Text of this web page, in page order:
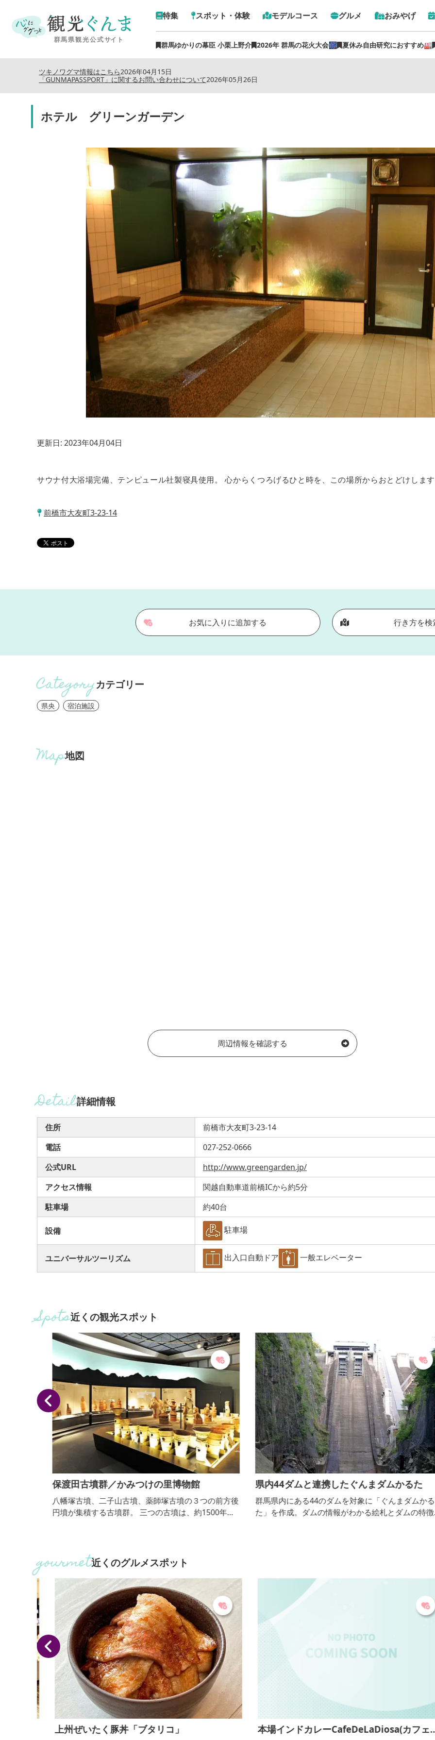
特集 スポット・体験 モデルコース グルメ おみやげ
群馬ゆかりの幕臣 小栗上野介 2026年 群馬の花火大会🎆 夏休み自由研究におすすめ🏭
2026年04月15日
ツキノワグマ情報はこちら
2026年05月26日
「GUNMAPASSPORT」に関するお問い合わせについて
ホテル グリーンガーデン
更新日: 2023年04月04日
サウナ付大浴場完備、テンピュール社製寝具使用。 心からくつろげるひと時を、この場所からおとどけします
前橋市大友町3-23-14
お気に入りに追加する 行き方を検
カテゴリー
県央 宿泊施設
地図
周辺情報を確認する
詳細情報
住所
前橋市大友町3-23-14
電話
027-252-0666
公式URL
http://www.greengarden.jp/
アクセス情報
関越自動車道前橋ICから約5分
駐車場
約40台
設備 駐車場
ユニバーサルツーリズム 出入口自動ドア 一般エレベーター
近くの観光スポット
保渡田古墳群／かみつけの里博物館
八幡塚古墳、二子山古墳、薬師塚古墳の３つの前方後
円墳が集積する古墳群。 三つの古墳は、約1500年前
館」は、榛名山東南麓で出土した５世紀後半（古墳時
代）の人物・動物埴輪や当時を再現した模型が展示さ
れている考古博物館です。 館外には八幡塚古墳、二
子山古...
県内44ダムと連携したぐんまダムかるた
群馬県内にある44のダムを対象に「ぐんまダムかる
た」を作成。ダムの情報がわかる絵札とダムの特徴を
近くのグルメスポット
上州ぜいたく豚丼「ブタリコ」
本場インドカレーCafeDeLaDiosa(カフェデ